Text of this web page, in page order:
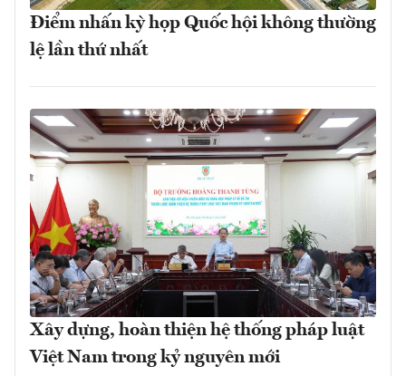
Điểm nhấn kỳ họp Quốc hội không thường
lệ lần thứ nhất
Xây dựng, hoàn thiện hệ thống pháp luật
Việt Nam trong kỷ nguyên mới